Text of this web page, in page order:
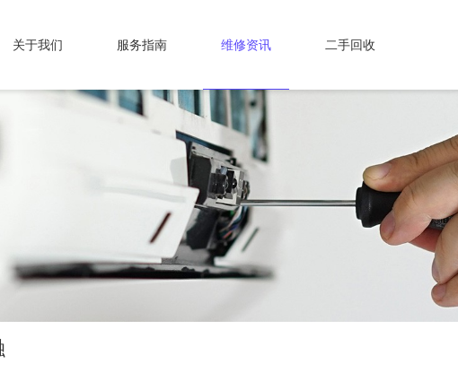
关于我们 服务指南 维修资讯 二手回收